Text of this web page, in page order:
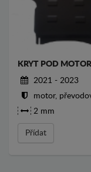
KRYT POD
2021 - 2023
motor,
2 mm
Přídat